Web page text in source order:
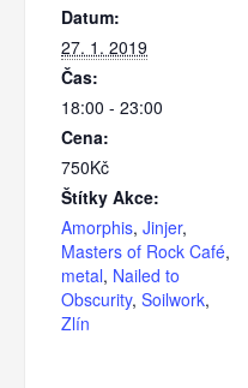
Datum:
27. 1. 2019
Čas:
18:00 - 23:00
Cena:
750Kč
Štítky Akce:
Amorphis, Jinjer,
Masters of Rock Café,
metal, Nailed to
Obscurity, Soilwork,
Zlín